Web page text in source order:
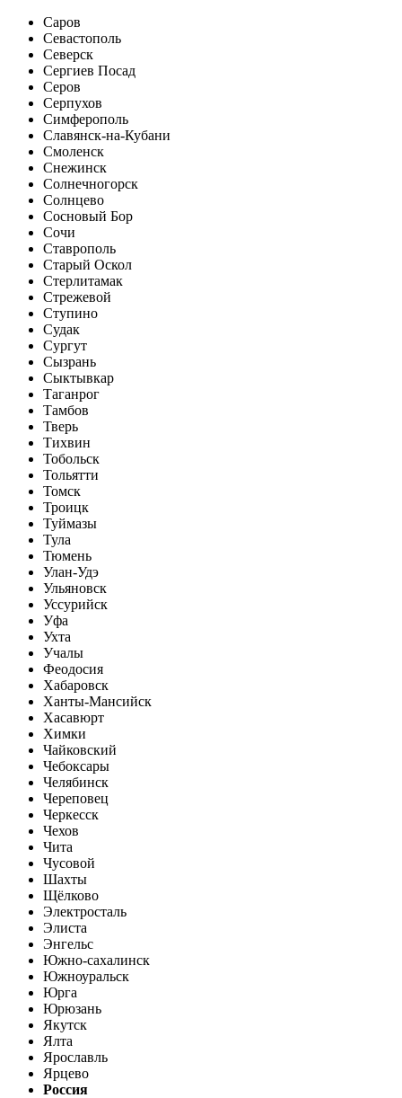
Саров
Севастополь
Северск
Сергиев Посад
Серов
Серпухов
Симферополь
Славянск-на-Кубани
Смоленск
Снежинск
Солнечногорск
Солнцево
Сосновый Бор
Сочи
Ставрополь
Старый Оскол
Стерлитамак
Стрежевой
Ступино
Судак
Сургут
Сызрань
Сыктывкар
Таганрог
Тамбов
Тверь
Тихвин
Тобольск
Тольятти
Томск
Троицк
Туймазы
Тула
Тюмень
Улан-Удэ
Ульяновск
Уссурийск
Уфа
Ухта
Учалы
Феодосия
Хабаровск
Ханты-Мансийск
Хасавюрт
Химки
Чайковский
Чебоксары
Челябинск
Череповец
Черкесск
Чехов
Чита
Чусовой
Шахты
Щёлково
Электросталь
Элиста
Энгельс
Южно-сахалинск
Южноуральск
Юрга
Юрюзань
Якутск
Ялта
Ярославль
Ярцево
Россия